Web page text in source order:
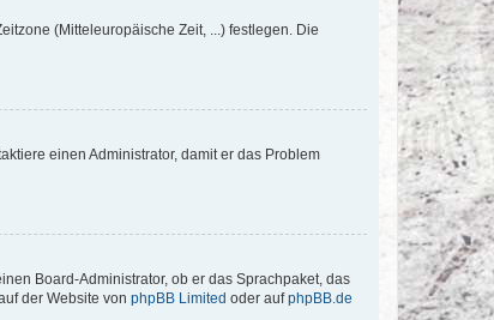
(Mitteleuropäische Zeit, ...) festlegen. Die
einen Administrator, damit er das Problem
Board-Administrator, ob er das Sprachpaket, das
der Website von phpBB Limited oder aufphpBB.de